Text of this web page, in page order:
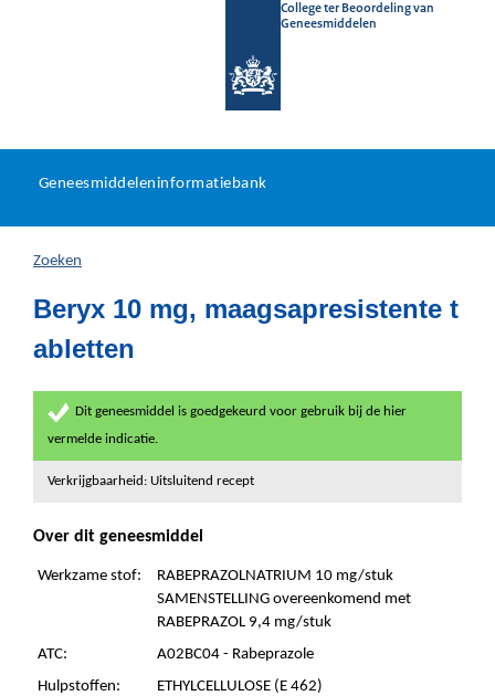
College ter Beoordeling van
Geneesmiddelen
U
hier:
Geneesmiddeleninformatiebank
Zoeken
Beryx 10 mg, maagsapresistente t
abletten
Dit geneesmiddel is goedgekeurd voor gebruik bij de hier
vermelde indicatie.
Verkrijgbaarheid: Uitsluitend recept
Over dit geneesmiddel
Werkzame stof:
RABEPRAZOLNATRIUM 10 mg/stuk
SAMENSTELLING overeenkomend met
RABEPRAZOL 9,4 mg/stuk
ATC:
A02BC04 - Rabeprazole
Hulpstoffen:
ETHYLCELLULOSE (E 462)